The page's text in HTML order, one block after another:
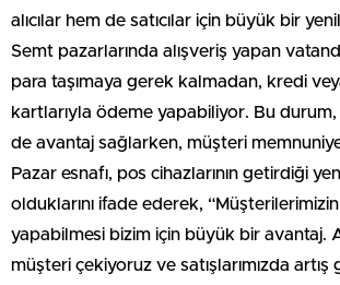
alıcılar hem de satıcılar için büyük bir
Semt pazarlarında alışveriş yapan
para taşımaya gerek kalmadan, kredi
kartlarıyla ödeme yapabiliyor. Bu durum,
de avantaj sağlarken, müşteri
Pazar esnafı, pos cihazlarının getirdiği
olduklarını ifade ederek,
yapabilmesi bizim için büyük bir avantaj.
müşteri çekiyoruz ve satışlarımızda